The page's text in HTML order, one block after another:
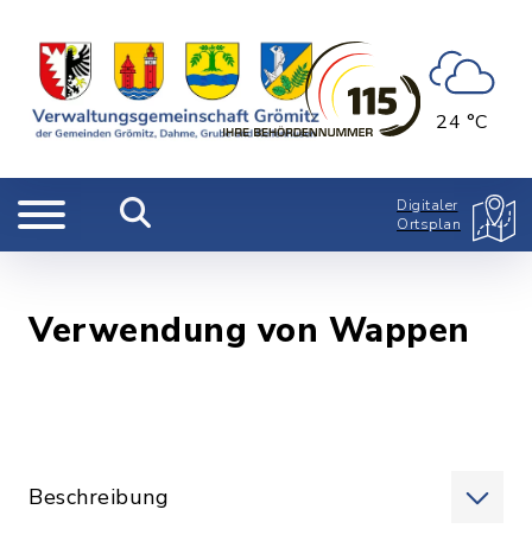
24 °C
Digitaler
Ortsplan
Verwendung von Wappen
Beschreibung